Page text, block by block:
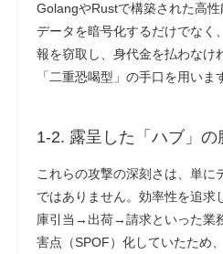
GolangやRustで構築された高性
データを暗号化するだけでなく
報を窃取し、身代金を払わなけ
「二重恐喝型」の手口を用いま
1-2. 露呈した「ハブ」の
これらの攻撃の深刻さは、単に
ではありません。効率性を追
庫引当→出荷→請求といった業
害点（SPOF）化していたため